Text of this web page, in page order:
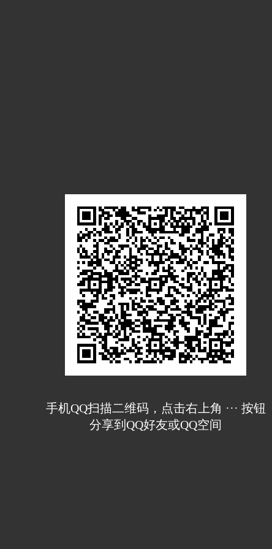
手机QQ扫描二维码，点击右上角 ··· 按钮
分享到QQ好友或QQ空间